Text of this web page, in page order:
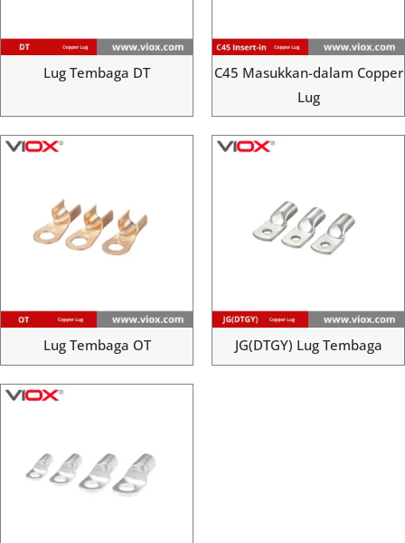
Lug Tembaga DT
C45 Masukkan-dalam Copper
Lug
Lug Tembaga OT JG(DTGY) Lug Tembaga